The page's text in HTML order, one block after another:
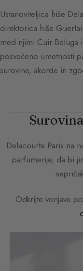
Ustanoviteljica hiše
direktorica hiše
med njimi Cuir Beluga
posvečeno umetnosti
surovine, akorde in
Delacourte Paris na
parfumerije, da bi
Odkrijte vonjave